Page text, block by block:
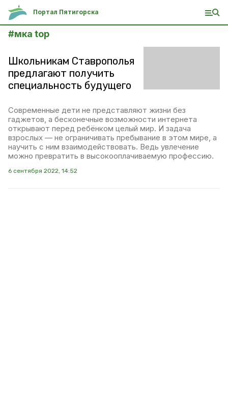
Портал Пятигорска
#мка top
Школьникам Ставрополья
предлагают получить
специальность будущего
Современные дети не представляют жизни без
гаджетов, а бесконечные возможности интернета
открывают перед ребёнком целый мир. И задача
взрослых — не ограничивать пребывание в этом мире, а
научить с ним взаимодействовать. Ведь увлечение
можно превратить в высокооплачиваемую профессию.
6 сентября 2022, 14:52